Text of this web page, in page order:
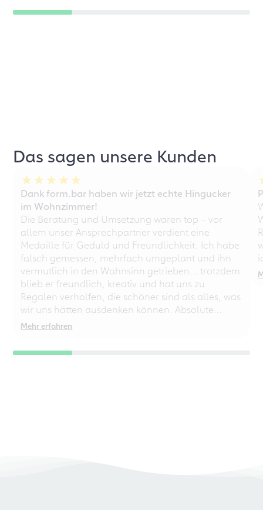
Das sagen unsere Kunden
Dank form.bar haben wir jetzt echte Hingucker
im Wohnzimmer!
Die Beratung und Umsetzung waren top – vor
allem unser Ansprechpartner verdient eine
Medaille für Geduld und Freundlichkeit. Ich habe
falsch gemessen, mehrfach umgeplant und ihn
vermutlich in den Wahnsinn getrieben… trotzdem
blieb er freundlich, kreativ und hat uns zu
Regalen verholfen, die schöner sind als alles, was
wir uns hätten ausdenken können. Absolute
Empfehlung – auch für chaotische
Mehr erfahren